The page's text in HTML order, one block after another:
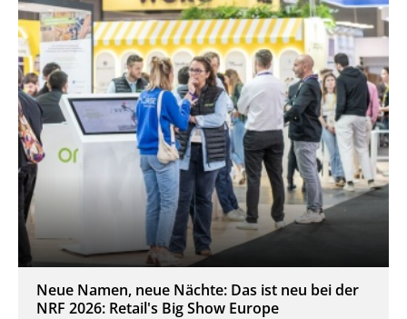
Neue Namen, neue Nächte: Das ist neu bei der
NRF 2026: Retail's Big Show Europe